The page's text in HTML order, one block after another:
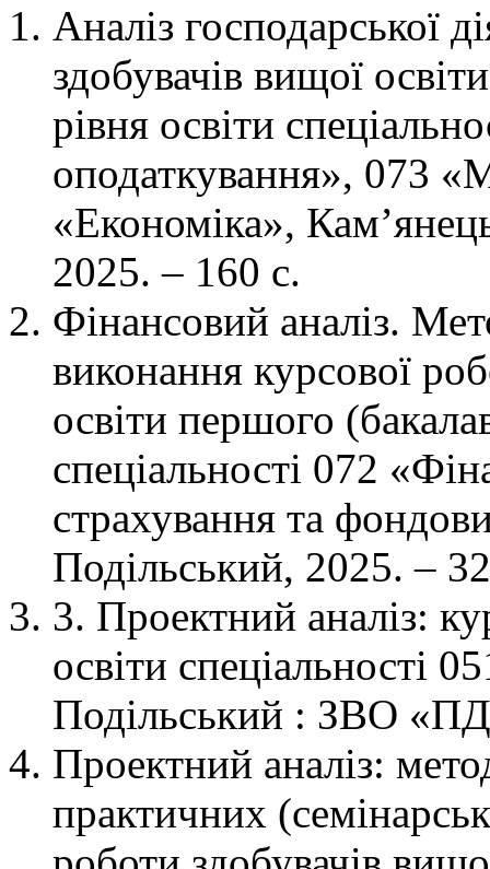
Аналіз господарської
здобувачів вищої
рівня освіти
оподаткування», 073
«Економіка»,
2025. – 160 с.
Фінансовий аналіз.
виконання курсової
освіти першого
спеціальності 072
страхування та
Подільський, 2025. –
3. Проектний аналіз:
освіти спеціальності
Подільський : ЗВО
Проектний аналіз:
практичних